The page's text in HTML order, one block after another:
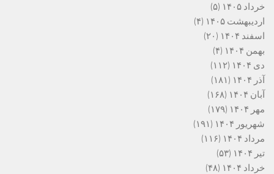
خرداد ۱۴۰۵
(۵)
اردیبهشت ۱۴۰۵
(۴)
اسفند ۱۴۰۴
(۲۰)
بهمن ۱۴۰۴
(۴)
دی ۱۴۰۴
(۱۱۲)
آذر ۱۴۰۴
(۱۸۱)
آبان ۱۴۰۴
(۱۶۸)
مهر ۱۴۰۴
(۱۷۹)
شهریور ۱۴۰۴
(۱۹۱)
مرداد ۱۴۰۴
(۱۱۶)
تیر ۱۴۰۴
(۵۳)
خرداد ۱۴۰۴
(۴۸)